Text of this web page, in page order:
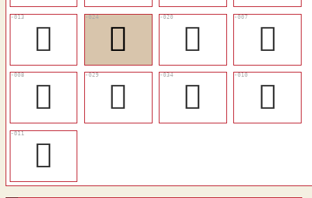
󴽿
󴾈 󴾅
𦱡
𦱢
󴾋 𦱶
𦴈
𧁇